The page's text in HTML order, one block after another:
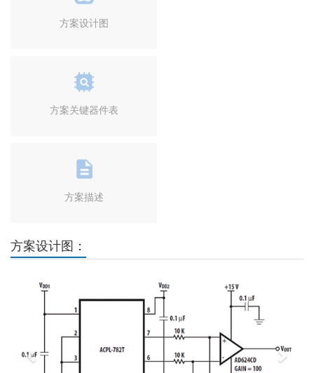
方案设计图
方案关键器件表
方案描述
方案设计图：
Previous